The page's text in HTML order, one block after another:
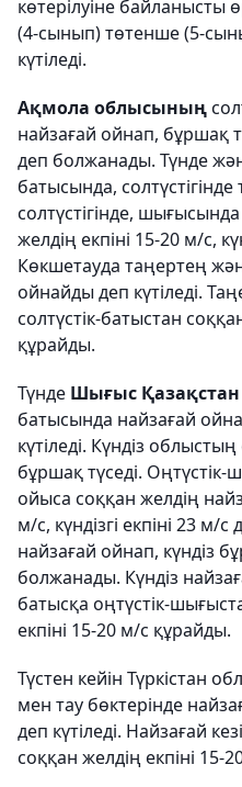
көтерілуіне байланысты
(4-сынып) төтенше (5-
күтіледі.
Ақмола облысының
найзағай ойнап, бұршақ
деп болжанады. Түнде
батысында,
солтүстігінде,
желдің екпіні 15-20 м/с,
Көкшетауда таңертең
ойнайды деп күтіледі.
солтүстік-батыстан
құрайды.
Түнде Шығыс
батысында найзағай
күтіледі. Күндіз
бұршақ түседі. Оңтүстік-
ойыса соққан желдің
м/с, күндізгі екпіні 23 м/
найзағай ойнап, күндіз
болжанады. Күндіз
батысқа оңтүстік-
екпіні 15-20 м/с құрайды.
Түстен кейін Түркістан
мен тау бөктерінде
деп күтіледі. Найзағай
соққан желдің екпіні 15-